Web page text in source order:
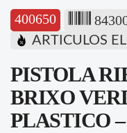
400650
ARTICULOS
PISTOLA
BRIXO
PLASTICO –